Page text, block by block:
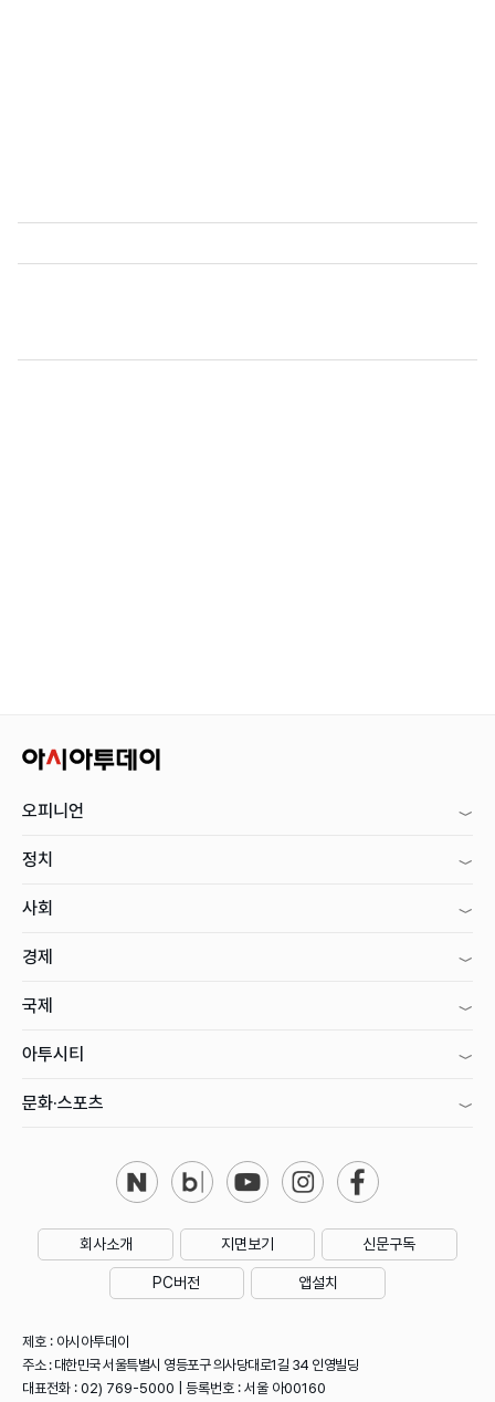
오피니언
정치
사회
경제
국제
아투시티
문화·스포츠
회사소개 지면보기 신문구독
PC버전 앱설치
제호 : 아시아투데이
주소 : 대한민국 서울특별시 영등포구 의사당대로1길 34 인영빌딩
대표전화 : 02) 769-5000 | 등록번호 : 서울 아00160